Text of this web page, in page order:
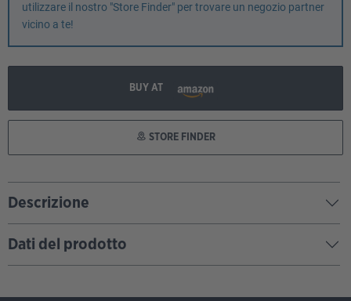
utilizzare il nostro "Store Finder" per trovare un negozio partner
vicino a te!
BUY AT
STORE FINDER
Descrizione
Dati del prodotto